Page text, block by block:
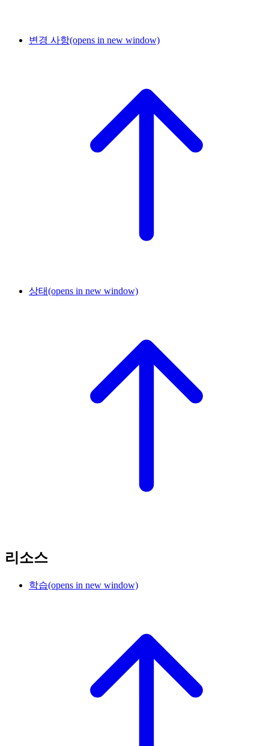
변경 사항(opens in new window)
상태(opens in new window)
리소스
학습(opens in new window)